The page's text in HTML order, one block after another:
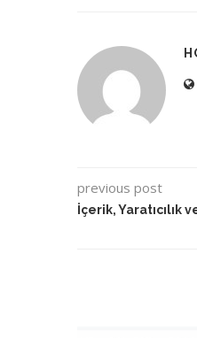
previous post
İçerik, Yaratıcılık